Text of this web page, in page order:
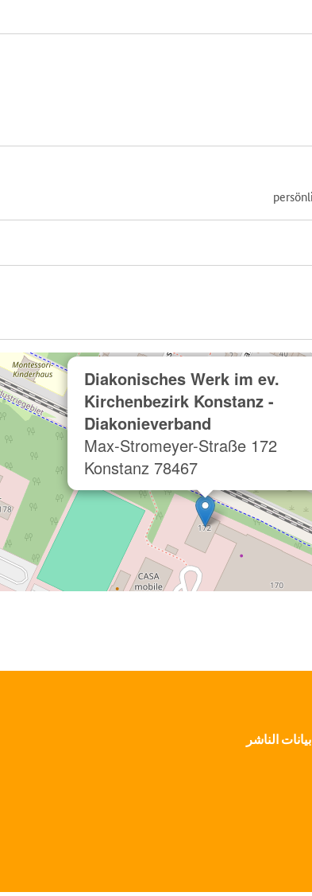
Diakonisches Werk im ev.
Kirchenbezirk Konstanz -
Diakonieverband
Max-Stromeyer-Straße 172
78467 Konstanz
بيانات الناشر